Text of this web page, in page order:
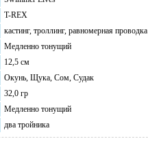
T-REX
кастинг, троллинг, равномерная проводка
Медленно тонущий
12,5 см
Окунь, Щука, Сом, Судак
32,0 гр
Медленно тонущий
два тройника